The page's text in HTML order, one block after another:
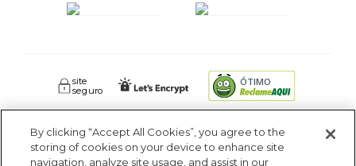
FARM RIO CIDADE MARAVILHOSA INDUSTRIA E COMERCIO DE
ROUPAS SA. - Av Coronel Phidias Tavora 360, Blc 1 Armazém 1 -
site
seguro
ÓTIMO
By clicking “Accept All Cookies”, you agree to the
storing of cookies on your device to enhance site
navigation, analyze site usage, and assist in our